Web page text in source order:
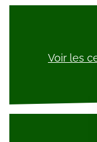
Voir les